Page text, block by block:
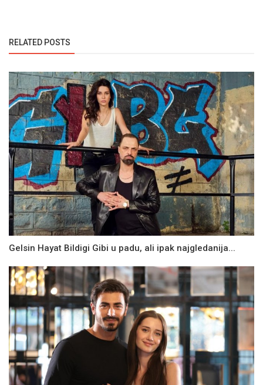
RELATED POSTS
Gelsin Hayat Bildigi Gibi u padu, ali ipak najgledanija...